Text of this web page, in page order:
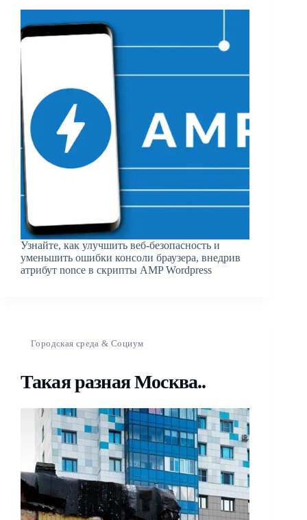
Узнайте, как улучшить веб-безопасность и
уменьшить ошибки консоли браузера, внедрив
атрибут nonce в скрипты AMP Wordpress
Городская среда & Социум
Такая разная Москва..